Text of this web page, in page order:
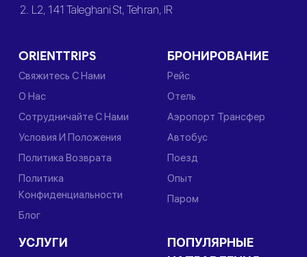
2. L2, 141 Taleghani St, Tehran, IR
ORIENTTRIPS
Свяжитесь С Нами
О Нас
Сотрудничайте С Нами
Условия И Положения
Политика Возврата
Политика
Конфиденциальности
Блог
БРОНИРОВАНИЕ
Рейс
Отель
Аэропорт Трансфер
Автобус
Поезд
Опыт
Паром
УСЛУГИ
ПОПУЛЯРНЫЕ